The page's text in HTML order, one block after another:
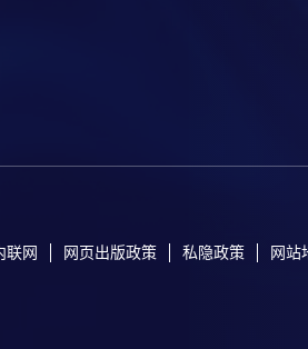
联网 网页出版政策 私隐政策 网站